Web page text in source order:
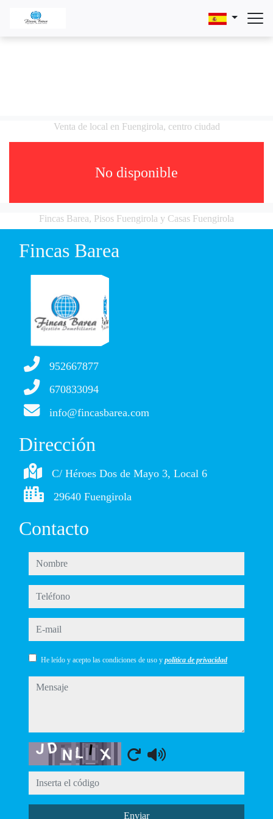
Venta de local en Fuengirola, centro ciudad
No disponible
Fincas Barea, Pisos Fuengirola y Casas Fuengirola
Fincas Barea
952667877
670833094
info@fincasbarea.com
Dirección
C/ Héroes Dos de Mayo 3, Local 6
29640 Fuengirola
Contacto
nombre
teléfono
e-mail
He leído y acepto las condiciones de uso y política de privacidad
mensaje
Captcha
Enviar